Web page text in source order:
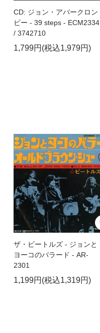
CD: ジョン・アバークロン
ビー - 39 steps - ECM2334
/ 3742710
1,799円(税込1,979円)
ザ・ビートルズ - ジョンと
ヨーコのバラード - AR-
2301
1,199円(税込1,319円)